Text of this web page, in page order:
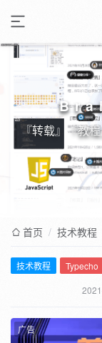
『转载』『教
首页 / 技术教程
技术教程
Typecho
广告